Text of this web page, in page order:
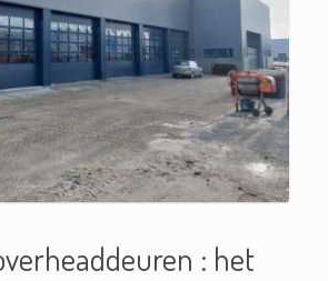
: het